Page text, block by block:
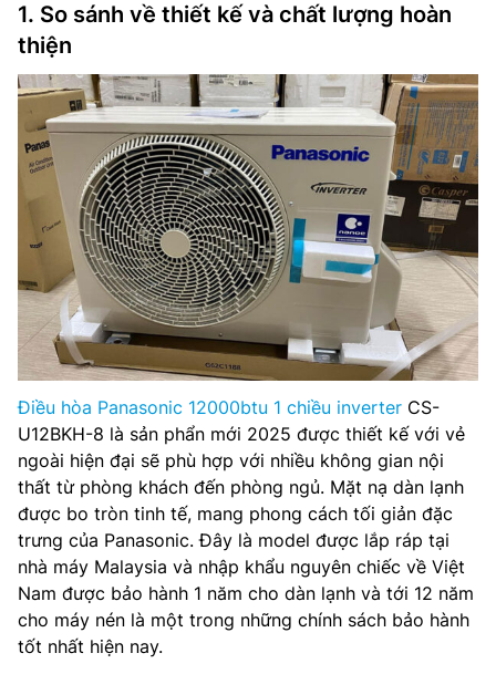
1. So sánh về thiết kế và chất lượng hoàn
thiện
Điều hòa Panasonic 12000btu 1 chiều inverter CS-
U12BKH-8 là sản phẩn mới 2025 được thiết kế với vẻ
ngoài hiện đại sẽ phù hợp với nhiều không gian nội
thất từ phòng khách đến phòng ngủ. Mặt nạ dàn lạnh
được bo tròn tinh tế, mang phong cách tối giản đặc
trưng của Panasonic. Đây là model được lắp ráp tại
nhà máy Malaysia và nhập khẩu nguyên chiếc về Việt
Nam được bảo hành 1 năm cho dàn lạnh và tới 12 năm
cho máy nén là một trong những chính sách bảo hành
tốt nhất hiện nay.